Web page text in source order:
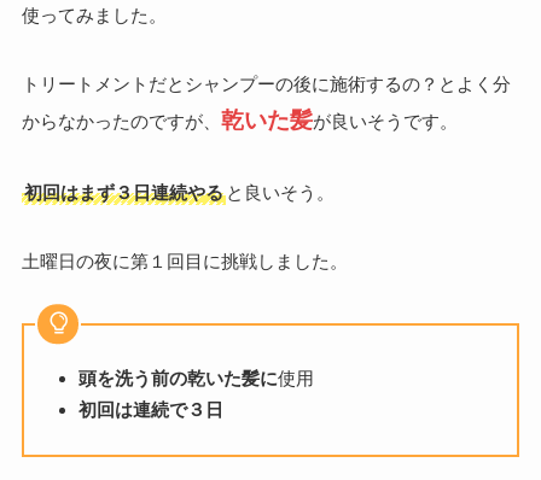
使ってみました。
トリートメントだとシャンプーの後に施術するの？とよく分
からなかったのですが、 乾いた髪が良いそうです。
初回はまず３日連続やると良いそう。
土曜日の夜に第１回目に挑戦しました。
頭を洗う前の乾いた髪に使用
初回は連続で３日